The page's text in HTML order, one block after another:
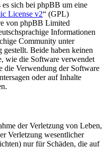
sich bei phpBB um eine
License v2“ (GPL)
von phpBB Limited
Informationen
Community unter
Beide haben keinen
wie die Software verwendet
die Verwendung der Software
oder auf Inhalte
der Verletzung von Leben,
Verletzung wesentlicher
nur für Schäden, die auf